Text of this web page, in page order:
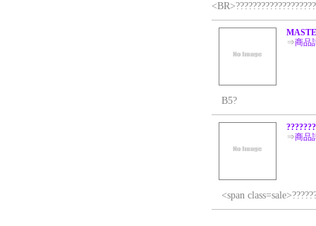
⇒商品
B5?
⇒商品
<span